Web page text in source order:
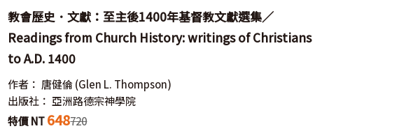
教會歷史．文獻：至主後1400年基督教文獻選集／
Readings from Church History: writings of Christians
to A.D. 1400
作者： 唐健倫 (Glen L. Thompson)
出版社： 亞洲路德宗神學院
特價 NT648720